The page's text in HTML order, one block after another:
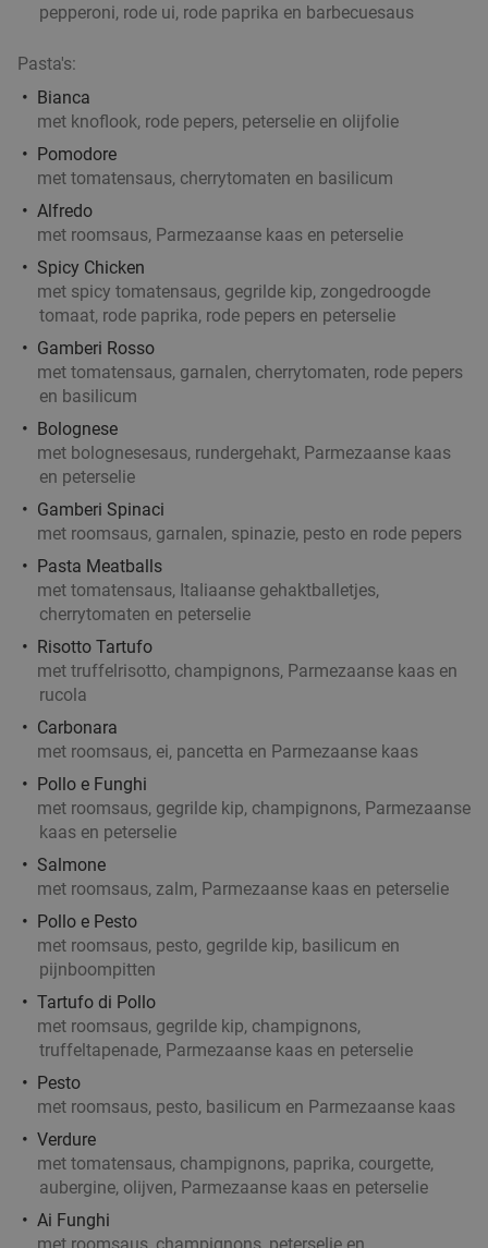
pepperoni, rode ui, rode paprika en barbecuesaus
Pasta's:
Bianca
met knoflook, rode pepers, peterselie en olijfolie
Pomodore
met tomatensaus, cherrytomaten en basilicum
Alfredo
met roomsaus, Parmezaanse kaas en peterselie
Spicy Chicken
met spicy tomatensaus, gegrilde kip, zongedroogde
tomaat, rode paprika, rode pepers en peterselie
Gamberi Rosso
met tomatensaus, garnalen, cherrytomaten, rode pepers
en basilicum
Bolognese
met bolognesesaus, rundergehakt, Parmezaanse kaas
en peterselie
Gamberi Spinaci
met roomsaus, garnalen, spinazie, pesto en rode pepers
Pasta Meatballs
met tomatensaus, Italiaanse gehaktballetjes,
cherrytomaten en peterselie
Risotto Tartufo
met truffelrisotto, champignons, Parmezaanse kaas en
rucola
Carbonara
met roomsaus, ei, pancetta en Parmezaanse kaas
Pollo e Funghi
met roomsaus, gegrilde kip, champignons, Parmezaanse
kaas en peterselie
Salmone
met roomsaus, zalm, Parmezaanse kaas en peterselie
Pollo e Pesto
met roomsaus, pesto, gegrilde kip, basilicum en
pijnboompitten
Tartufo di Pollo
met roomsaus, gegrilde kip, champignons,
truffeltapenade, Parmezaanse kaas en peterselie
Pesto
met roomsaus, pesto, basilicum en Parmezaanse kaas
Verdure
met tomatensaus, champignons, paprika, courgette,
aubergine, olijven, Parmezaanse kaas en peterselie
Ai Funghi